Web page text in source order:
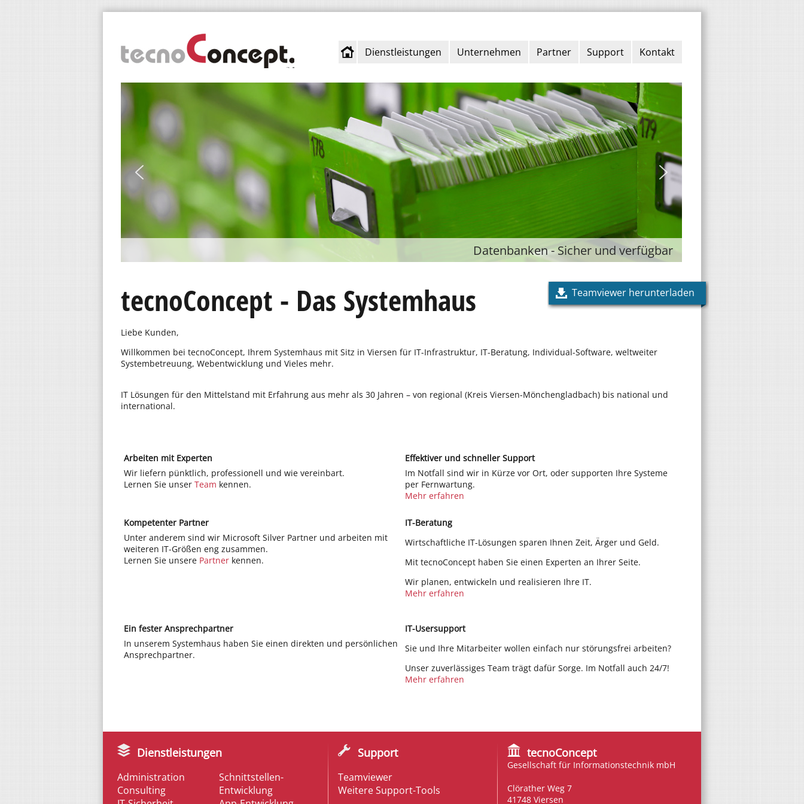
Dienstleistungen Unternehmen Partner Support Kontakt
Datenbanken - Sicher und verfügbar
tecnoConcept - Das Systemhaus
Liebe Kunden,
Willkommen bei tecnoConcept, Ihrem Systemhaus mit Sitz in Viersen für IT-Infrastruktur, IT-Beratung, Individual-Software, weltweiter
Systembetreuung, Webentwicklung und Vieles mehr.
IT Lösungen für den Mittelstand mit Erfahrung aus mehr als 30 Jahren – von regional (Kreis Viersen-Mönchengladbach) bis national und
international.
Arbeiten mit Experten
Wir liefern pünktlich, professionell und wie vereinbart.
Lernen Sie unser Team kennen.
Effektiver und schneller Support
Im Notfall sind wir in Kürze vor Ort, oder supporten Ihre Systeme
per Fernwartung.
Mehr erfahren
Kompetenter Partner
Unter anderem sind wir Microsoft Silver Partner und arbeiten mit
weiteren IT-Größen eng zusammen.
Lernen Sie unsere Partner kennen.
IT-Beratung
Wirtschaftliche IT-Lösungen sparen Ihnen Zeit, Ärger und Geld.
Mit tecnoConcept haben Sie einen Experten an Ihrer Seite.
Wir planen, entwickeln und realisieren Ihre IT.
Mehr erfahren
Ein fester Ansprechpartner
In unserem Systemhaus haben Sie einen direkten und persönlichen
Ansprechpartner.
IT-Usersupport
Sie und Ihre Mitarbeiter wollen einfach nur störungsfrei arbeiten?
Unser zuverlässiges Team trägt dafür Sorge. Im Notfall auch 24/7!
Mehr erfahren
Dienstleistungen
Administration
Consulting
Schnittstellen-
Entwicklung
Support
Teamviewer
Weitere Support-Tools
tecnoConcept
Gesellschaft für Informationstechnik mbH
Clörather Weg 7
41748 Viersen
Teamviewer herunterladen